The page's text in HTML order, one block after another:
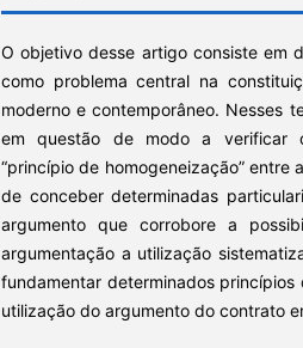
O objetivo desse artigo consiste em
como problema central na
moderno e contemporâneo. Nesses
em questão de modo a verificar
“princípio de homogeneização”
de conceber determinadas
argumento que corrobore a
argumentação a utilização
fundamentar determinados
utilização do argumento do contrato